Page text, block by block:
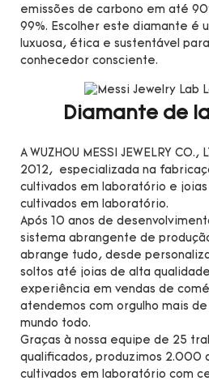
emissões de carbono em até
99%. Escolher este diamante é
luxuosa, ética e sustentável
conhecedor consciente.
Diamante de
A WUZHOU MESSI JEWELRY
2012, especializada na
cultivados em laboratório e
cultivados em laboratório.
Após 10 anos de
sistema abrangente de
abrange tudo, desde
soltos até joias de alta
experiência em vendas de
atendemos com orgulho mais
mundo todo.
Graças à nossa equipe de 25
qualificados, produzimos 2.000
cultivados em laboratório com